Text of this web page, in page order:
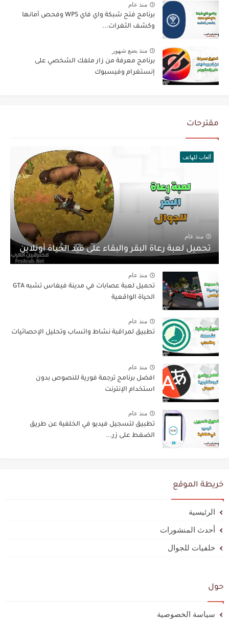
منذ عام
برنامج فتح شبكة واي فاي WPS وفحص أمانها
وكشف الثغرات...
منذ بضع شهور
برنامج معرفة من زار ملفك الشخصي على
إنستغرام وفيسبوك
مقترحات
ألعاب للهاتف
منذ عام
تحميل لعبة رعاة البقر والبقاء على قيد الحياة أونلاين
منذ عام
تحميل لعبة عصابات في مدينة فيغاس تشبه GTA
الحياة الواقعية
منذ عام
تطبيق لمراقبة نشاط واتساب وتحليل الإحصائيات
منذ عام
افضل برنامج ترجمة فورية للنصوص بدون
استخدام الإنترنت
منذ عام
تطبيق لتسجيل فيديو في الخلفية عن طريق
الضغط على زر...
خريطة الموقع
الرئيسية
أحدث المنشورات
خلفيات للجوال
حول
سياسة الخصوصية